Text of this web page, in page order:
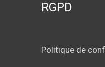
RGPD
Politique de